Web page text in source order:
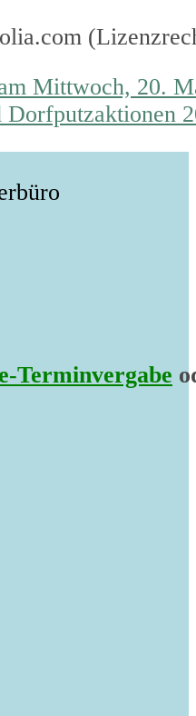
Mittwoch, 20.
Terminvergabe